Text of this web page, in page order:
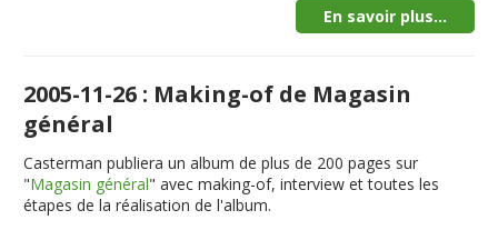
En savoir plus...
2005-11-26 : Making-of de Magasin
général
Casterman publiera un album de plus de 200 pages sur
"Magasin général" avec making-of, interview et toutes les
étapes de la réalisation de l'album.